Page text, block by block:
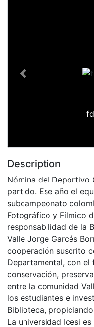
Previous
Description
Nómina del Deportivo
partido. Ese año el
subcampeonato
Fotográfico y Fílmico
responsabilidad de la
Valle Jorge Garcés
cooperación suscrito
Departamental, con el
conservación,
entre la comunidad
los estudiantes e
Biblioteca,
La universidad Icesi